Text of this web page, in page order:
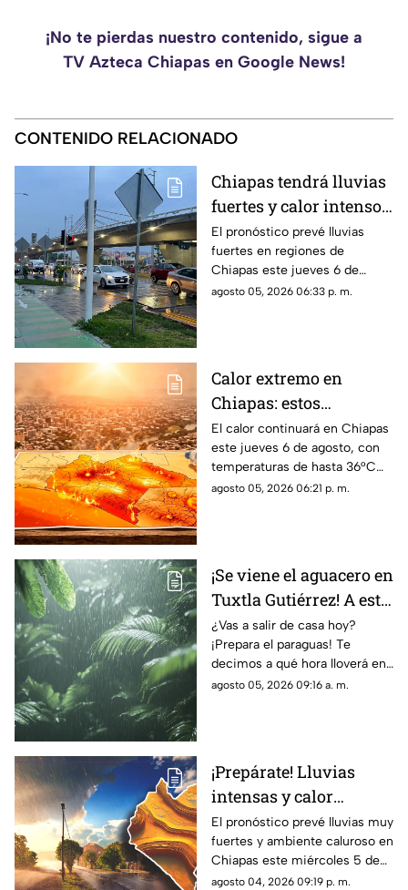
¡No te pierdas nuestro contenido, sigue a
TV Azteca Chiapas en Google News!
CONTENIDO RELACIONADO
Chiapas tendrá lluvias
fuertes y calor intenso
este jueves 6 de agosto
El pronóstico prevé lluvias
fuertes en regiones de
Chiapas este jueves 6 de
agosto, mientras el ambiente
agosto 05, 2026 06:33 p. m.
Calor extremo en
Chiapas: estos
municipios alcanzarán
hasta 36°C este jueves
El calor continuará en Chiapas
este jueves 6 de agosto, con
temperaturas de hasta 36°C
en algunos municipios y
agosto 05, 2026 06:21 p. m.
¡Se viene el aguacero en
Tuxtla Gutiérrez! A esta
HORA habrá LLUVIAS
intensas hoy 5 de
agosto
¿Vas a salir de casa hoy?
¡Prepara el paraguas! Te
decimos a qué hora lloverá en
Tuxtla Gutiérrez, según el
agosto 05, 2026 09:16 a. m.
¡Prepárate! Lluvias
intensas y calor
marcarán el clima en
Chiapas este miércoles
El pronóstico prevé lluvias muy
fuertes y ambiente caluroso en
Chiapas este miércoles 5 de
agosto por el paso de la onda
agosto 04, 2026 09:19 p. m.